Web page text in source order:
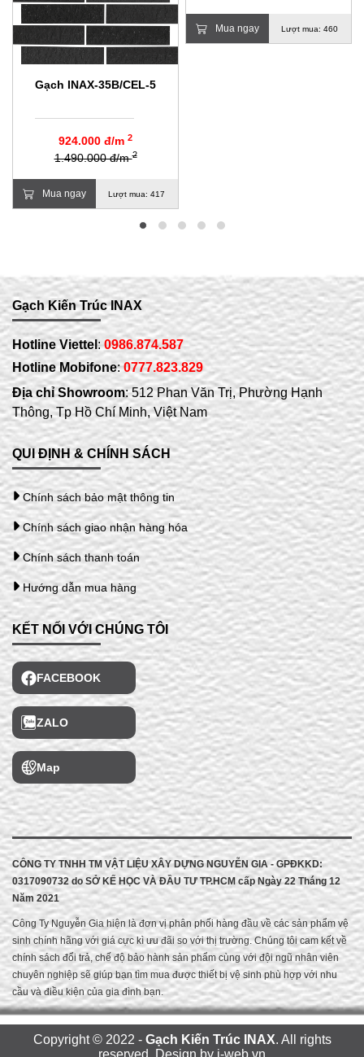
Gạch INAX-35B/CEL-5
924.000 đ/m 2
1.490.000 đ/m2
Mua ngay Lượt mua: 417
Mua ngay Lượt mua: 460
Gạch Kiến Trúc INAX
Hotline Viettel :0986.874.587
Hotline Mobifone:0777.823.829
Địa chỉ Showroom: 512 Phan Văn Trị, Phường Hạnh
Thông, Tp Hồ Chí Minh, Việt Nam
QUI ĐỊNH & CHÍNH SÁCH
Chính sách bảo mật thông tin
Chính sách giao nhận hàng hóa
Chính sách thanh toán
Hướng dẫn mua hàng
KẾT NỐI VỚI CHÚNG TÔI
FACEBOOK
ZALO
Map
CÔNG TY TNHH TM VẬT LIỆU XÂY DỰNG NGUYỄN GIA - GPĐKKD:
0317090732 do SỞ KẾ HỌC VÀ ĐẦU TƯ TP.HCM cấp Ngày 22 Tháng 12
Năm 2021
Công Ty Nguyễn Gia hiện là đơn vị phân phối hàng đầu về các sản phẩm vệ
sinh chính hãng với giá cực kì ưu đãi so với thị trường. Chúng tôi cam kết về
chính sách đổi trả, chế độ bảo hành sản phẩm cùng với đội ngũ nhân viên
chuyên nghiệp sẽ giúp bạn tìm mua được thiết bị vệ sinh phù hợp với nhu
cầu và điều kiện của gia đình bạn.
Copyright © 2022 - Gạch Kiến Trúc INAX. All rights
reserved.
Design by i-web.vn